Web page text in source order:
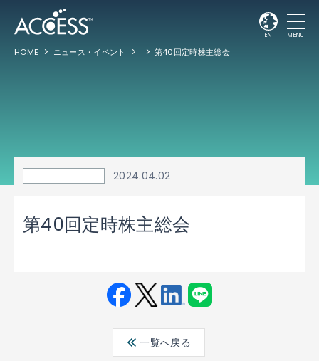
EN MENU
HOME ニュース・イベント 第40回定時株主総会
2024.04.02
第40回定時株主総会
ebo ter
edin
一覧へ戻る